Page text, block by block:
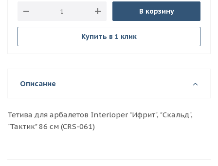
В корзину
Купить в 1 клик
Описание
Тетива для арбалетов Interloper "Ифрит", "Скальд",
"Тактик" 86 см (CRS-061)